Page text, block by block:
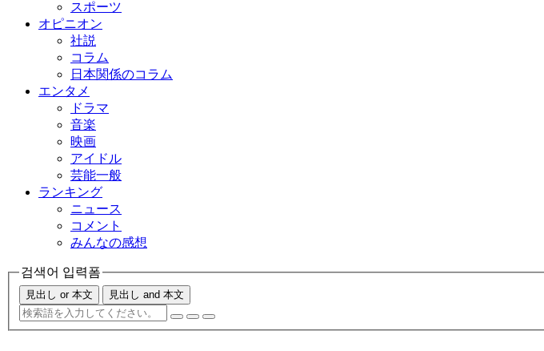
スポーツ
オピニオン
社説
コラム
日本関係のコラム
エンタメ
ドラマ
音楽
映画
アイドル
芸能一般
ランキング
ニュース
コメント
みんなの感想
검색어 입력폼
見出し or 本文 見出し and 本文